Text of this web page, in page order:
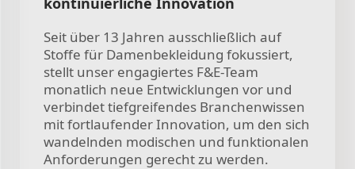
Seit über 13 Jahren ausschließlich auf
Stoffe für Damenbekleidung fokussiert,
stellt unser engagiertes F&E-Team
monatlich neue Entwicklungen vor und
verbindet tiefgreifendes Branchenwissen
mit fortlaufender Innovation, um den sich
wandelnden modischen und funktionalen
Anforderungen gerecht zu werden.